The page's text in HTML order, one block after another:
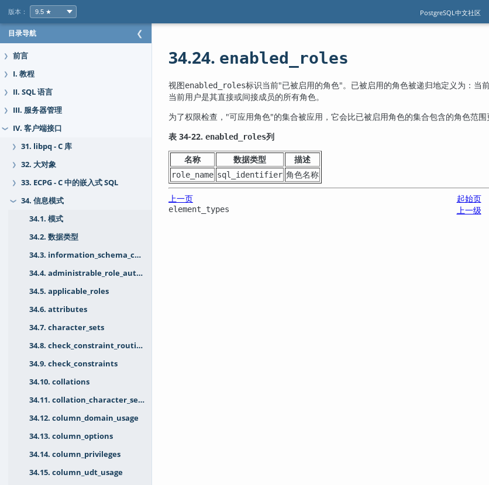
版本： PostgreSQL中文社区
目录导航 ❮
❯ 前言
❯ I. 教程
❯ II. SQL 语言
❯ III. 服务器管理
❯ IV. 客户端接口
❯ 31. libpq - C 库
❯ 32. 大对象
❯ 33. ECPG - C 中的嵌入式 SQL
❯
34. 信息模式
34.1. 模式
34.2. 数据类型
34.3. information_schema_catalog_name
34.4. administrable_role_authorizations
34.5. applicable_roles
34.6. attributes
34.7. character_sets
34.8. check_constraint_routine_usage
34.9. check_constraints
34.10. collations
34.11. collation_character_set_applicability
34.12. column_domain_usage
34.13. column_options
34.14. column_privileges
34.15. column_udt_usage
34.24. enabled_roles
视图enabled_roles标识当前"已被启用的角色"。已被启用的角色被递归地定义为：当
当前用户是其直接或间接成员的所有角色。
为了权限检查， "可应用角色"的集合被应用，它会比已被启用角色的集合包含的角色范
表 34-22. enabled_roles列
名称 数据类型 描述
role_name sql_identifier 角色名称
上一页 起始页
element_types 上一级